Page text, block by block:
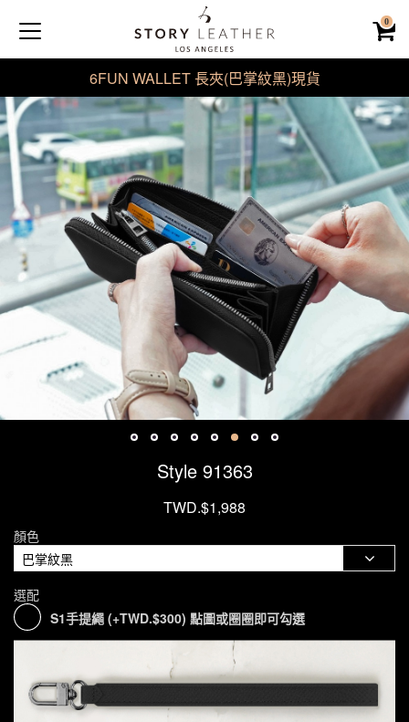
0
6FUN WALLET 長夾(巴掌紋黑)現貨
Style 91363
TWD.$1,988
顏色
選配
S1手提繩 (+TWD.$300) 點圖或圈圈即可勾選